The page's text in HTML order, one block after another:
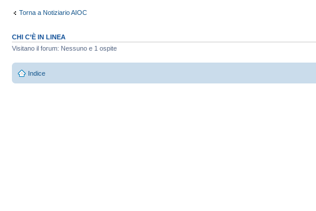
Torna a Notiziario AIOC
CHI C’È IN LINEA
Visitano il forum: Nessuno e 1 ospite
Indice